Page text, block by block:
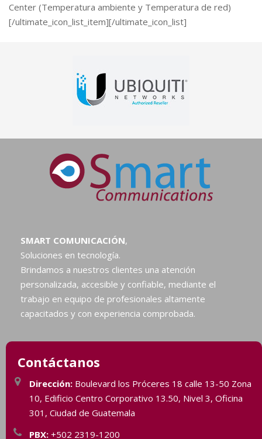
Center (Temperatura ambiente y Temperatura de red)
[/ultimate_icon_list_item][/ultimate_icon_list]
SMART COMUNICACIÓN,
Soluciones en tecnología.
Brindamos a nuestros clientes una atención
personalizada, accesible y confiable, mediante el
trabajo en equipo de profesionales altamente
capacitados y con experiencia comprobada.
Contáctanos
Dirección: Boulevard los Próceres 18 calle 13-50 Zona
10, Edificio Centro Corporativo 13.50, Nivel 3, Oficina
301, Ciudad de Guatemala
PBX: +502 2319-1200